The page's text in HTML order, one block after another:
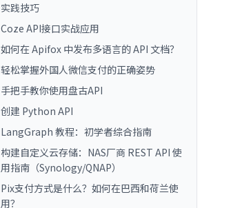
实践技巧
Coze API接口实战应用
如何在 Apifox 中发布多语言的 API 文档？
轻松掌握外国人微信支付的正确姿势
手把手教你使用盘古API
创建 Python API
LangGraph 教程：初学者综合指南
构建自定义云存储：NAS厂商 REST API 使
用指南（Synology/QNAP）
Pix支付方式是什么？如何在巴西和荷兰使
用？